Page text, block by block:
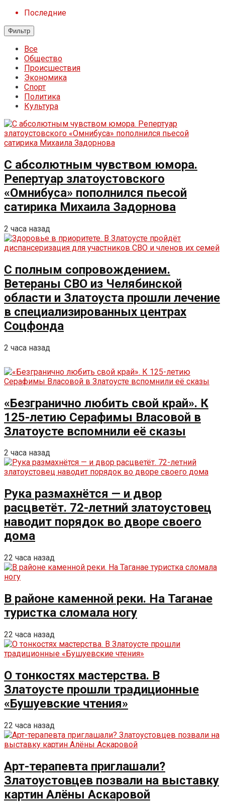
Последние
Фильтр
Все
Общество
Происшествия
Экономика
Спорт
Политика
Культура
С абсолютным чувством юмора.
Репертуар златоустовского
«Омнибуса» пополнился пьесой
сатирика Михаила Задорнова
2 часа назад
С полным сопровождением.
Ветераны СВО из Челябинской
области и Златоуста прошли лечение
в специализированных центрах
Соцфонда
2 часа назад
«Безгранично любить свой край». К
125-летию Серафимы Власовой в
Златоусте вспомнили её сказы
2 часа назад
Рука размахнётся — и двор
расцветёт. 72-летний златоустовец
наводит порядок во дворе своего
дома
22 часа назад
В районе каменной реки. На Таганае
туристка сломала ногу
22 часа назад
О тонкостях мастерства. В
Златоусте прошли традиционные
«Бушуевские чтения»
22 часа назад
Арт-терапевта приглашали?
Златоустовцев позвали на выставку
картин Алёны Аскаровой